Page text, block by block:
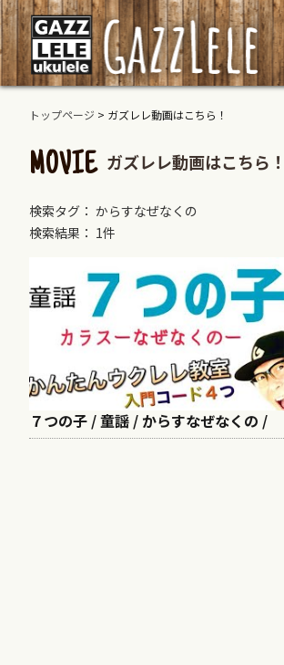
トップページ > ガズレレ動画はこちら！
MOVIE ガズレレ動画はこちら！
検索タグ： からすなぜなくの
検索結果： 1件
７つの子 / 童謡 / からすなぜなくの /